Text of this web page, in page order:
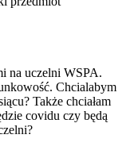
na uczelni WSPA.
Chcialabym
Także chciałam
covidu czy będą